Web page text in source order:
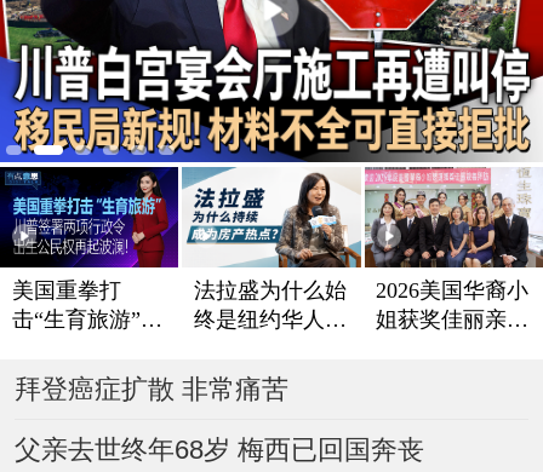
美国重拳打
击“生育旅游”
政令 出生公民
权再起波澜！
法拉盛为什么始
终是纽约华人置
2026美国华裔小
姐获奖佳丽亲善
拜登癌症扩散 非常痛苦
父亲去世终年68岁 梅西已回国奔丧